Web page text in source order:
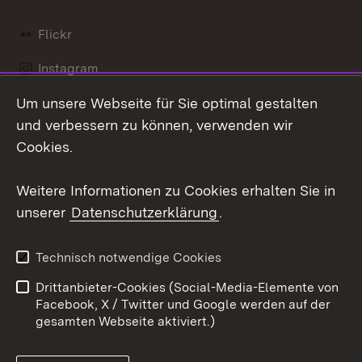
Flickr
Instagram
Social Wall
Barrierefreiheit
Benutzungshinweise
Impressum
Cookies
Um unsere Webseite für Sie optimal gestalten
und verbessern zu können, verwenden wir
Cookies.
Weitere Informationen zu Cookies erhalten Sie in
unserer Datenschutzerklärung.
Technisch notwendige Cookies
Drittanbieter-Cookies (Social-Media-Elemente von
Facebook, X / Twitter und Google werden auf der
gesamten Webseite aktiviert.)